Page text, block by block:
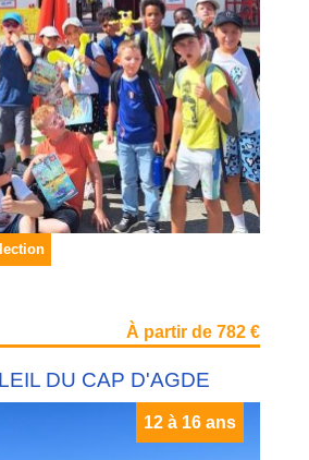
À partir de 782 €
DU CAP D'AGDE
12 à 16 ans